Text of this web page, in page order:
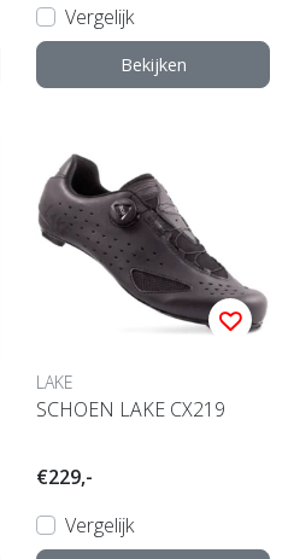
Vergelijk
Bekijken
LAKE
SCHOEN LAKE CX219
€229,-
Vergelijk